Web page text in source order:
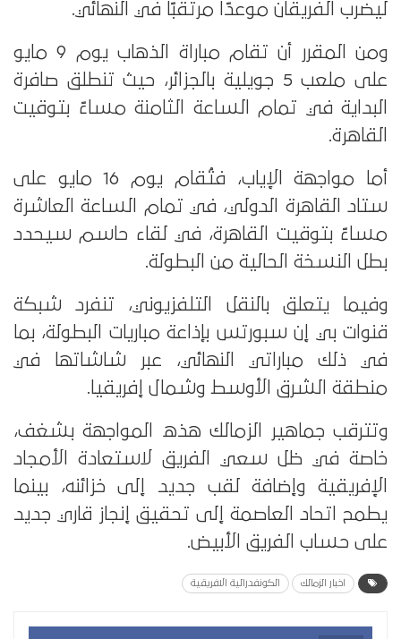
ليضرب الفريقان موعدًا مرتقبًا في النهائي.
ومن المقرر أن تقام مباراة الذهاب يوم 9 مايو
على ملعب 5 جويلية بالجزائر، حيث تنطلق صافرة
البداية في تمام الساعة الثامنة مساءً بتوقيت
القاهرة.
أما مواجهة الإياب، فتُقام يوم 16 مايو على
ستاد القاهرة الدولي، في تمام الساعة العاشرة
مساءً بتوقيت القاهرة، في لقاء حاسم سيحدد
بطل النسخة الحالية من البطولة.
وفيما يتعلق بالنقل التلفزيوني، تنفرد شبكة
قنوات بي إن سبورتس بإذاعة مباريات البطولة، بما
في ذلك مباراتي النهائي، عبر شاشاتها في
منطقة الشرق الأوسط وشمال إفريقيا.
وتترقب جماهير الزمالك هذه المواجهة بشغف،
خاصة في ظل سعي الفريق لاستعادة الأمجاد
الإفريقية وإضافة لقب جديد إلى خزائنه، بينما
يطمح اتحاد العاصمة إلى تحقيق إنجاز قاري جديد
على حساب الفريق الأبيض.
اخبار الزمالك الكونفدرالية الافريقية